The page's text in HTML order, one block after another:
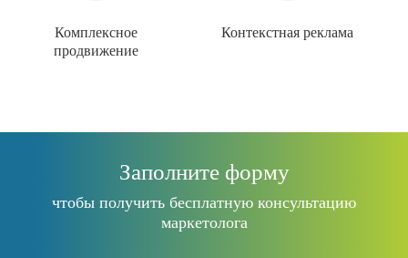
Комплексное
продвижение
Контекстная реклама
Заполните форму
чтобы получить бесплатную консультацию
маркетолога